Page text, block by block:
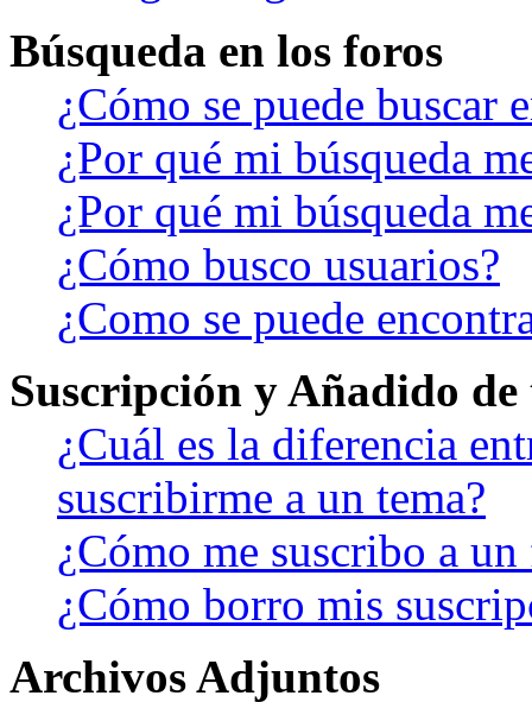
Búsqueda en los foros
¿Cómo se puede buscar
¿Por qué mi búsqueda
¿Por qué mi búsqueda
¿Cómo busco usuarios?
¿Como se puede
Suscripción y Añadido
¿Cuál es la diferencia
suscribirme a un tema?
¿Cómo me suscribo a
¿Cómo borro mis
Archivos Adjuntos